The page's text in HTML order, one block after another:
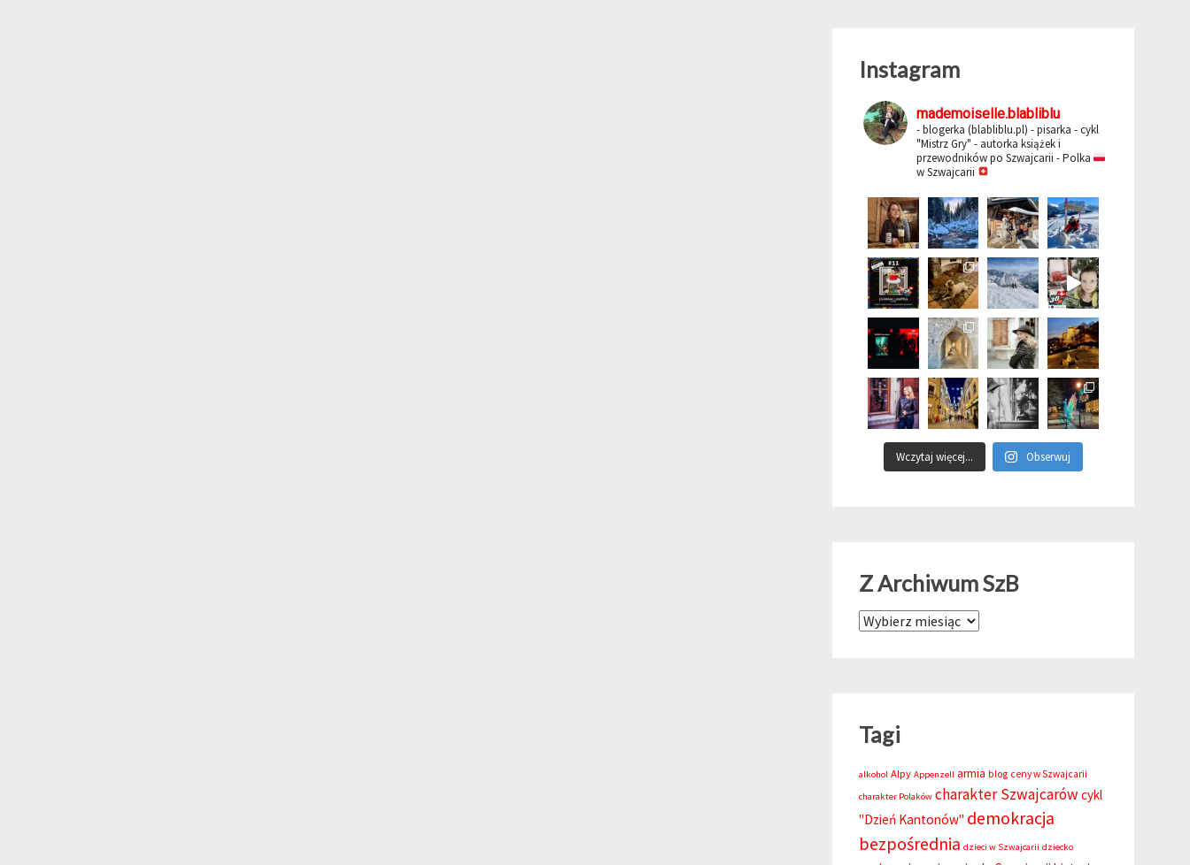
Instagram
mademoiselle.blabliblu
- blogerka (blabliblu.pl) - pisarka - cykl
"Mistrz Gry" - autorka książek i
przewodników po Szwajcarii - Polka
w Szwajcarii
Wczytaj więcej... Obserwuj
Z Archiwum SzB
Z Archiwum SzB
Tagi
alkohol Alpy Appenzell armia blog ceny w Szwajcarii
charakter Polaków charakter Szwajcarów cykl
"Dzień Kantonów" demokracja
bezpośrednia dzieci w Szwajcarii dziecko